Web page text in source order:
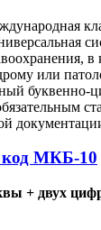
или
буквенно-
код МКБ-10
+ двух